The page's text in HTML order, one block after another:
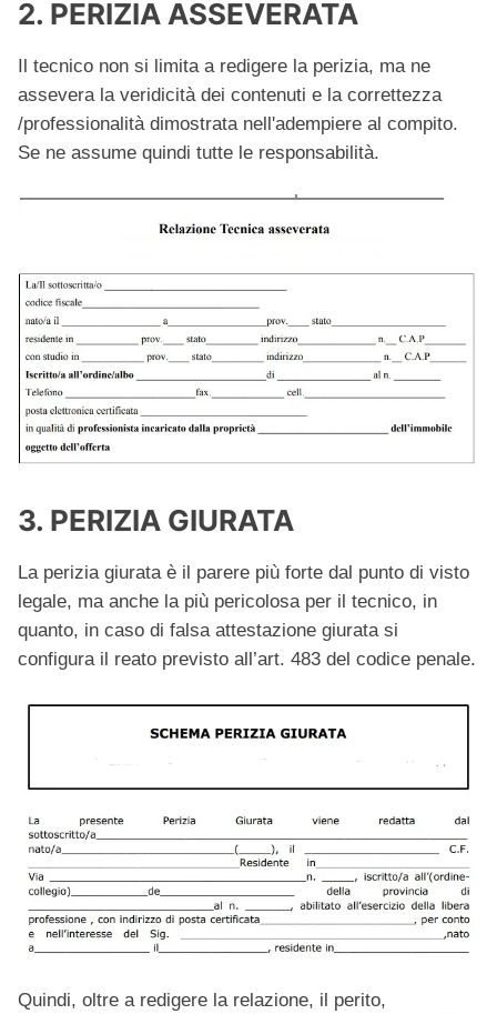
2. PERIZIA ASSEVERATA
Il tecnico non si limita a redigere la perizia, ma ne
assevera la veridicità dei contenuti e la correttezza
/professionalità dimostrata nell'adempiere al compito.
Se ne assume quindi tutte le responsabilità.
3. PERIZIA GIURATA
La perizia giurata è il parere più forte dal punto di visto
legale, ma anche la più pericolosa per il tecnico, in
quanto, in caso di falsa attestazione giurata si
configura il reato previsto all’art. 483 del codice penale.
Quindi, oltre a redigere la relazione, il perito,